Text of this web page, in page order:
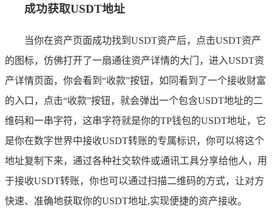
成功获取USDT地址
当你在资产页面成功找到USDT资产后，点击USDT资产
的图标，仿佛打开了一扇通往资产详情的大门，进入USDT资
产详情页面，你会看到“收款”按钮，如同看到了一个接收财富
的入口，点击“收款”按钮，就会弹出一个包含USDT地址的二
维码和一串字符，这串字符就是你的TP钱包的USDT地址，它
是你在数字世界中接收USDT转账的专属标识，你可以将这个
地址复制下来，通过各种社交软件或通讯工具分享给他人，用
于接收USDT转账，你也可以通过扫描二维码的方式，让对方
快速、准确地获取你的USDT地址,实现便捷的资产接收。